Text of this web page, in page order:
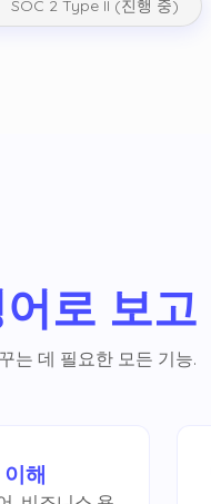
SOC 2 Type II (진행 중)
로 보고
는 데 필요한 모든 기능.
해